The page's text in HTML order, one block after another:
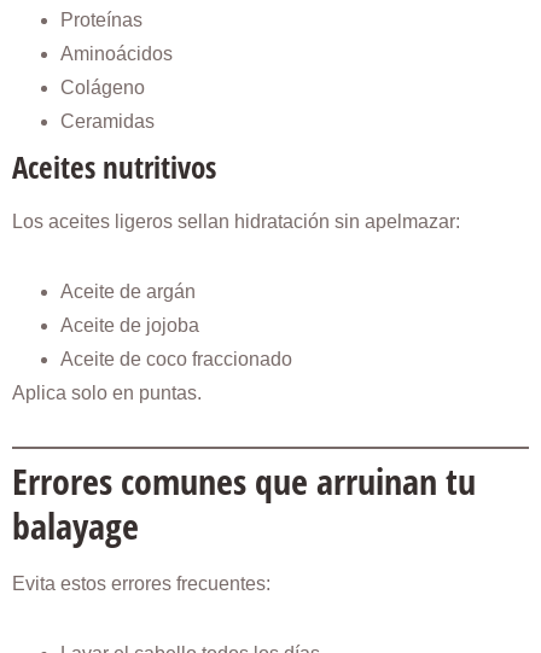
Proteínas
Aminoácidos
Colágeno
Ceramidas
Aceites nutritivos
Los aceites ligeros sellan hidratación sin apelmazar:
Aceite de argán
Aceite de jojoba
Aceite de coco fraccionado
Aplica solo en puntas.
Errores comunes que arruinan tu
balayage
Evita estos errores frecuentes: